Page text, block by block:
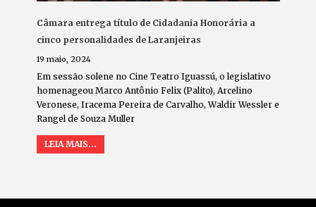
Câmara entrega título de Cidadania Honorária a
cinco personalidades de Laranjeiras
19 maio, 2024
Em sessão solene no Cine Teatro Iguassú, o legislativo
homenageou Marco Antônio Felix (Palito), Arcelino
Veronese, Iracema Pereira de Carvalho, Waldir Wessler e
Rangel de Souza Muller
LEIA MAIS...